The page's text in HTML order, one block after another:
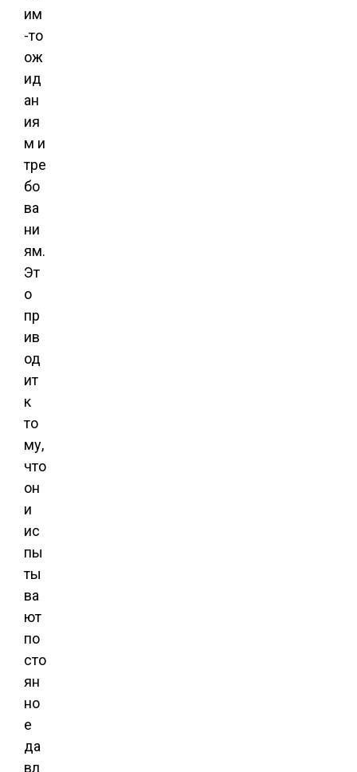
им
-то
ож
ид
ан
ия
м и
тре
бо
ва
ни
ям.
Эт
о
пр
ив
од
ит
к
то
му,
что
он
и
ис
пы
ты
ва
ют
по
сто
ян
но
е
да
вл